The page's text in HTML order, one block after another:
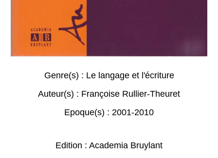
Genre(s) : Le langage et l'écriture
Auteur(s) : Françoise Rullier-Theuret
Epoque(s) : 2001-2010
Edition : Academia Bruylant